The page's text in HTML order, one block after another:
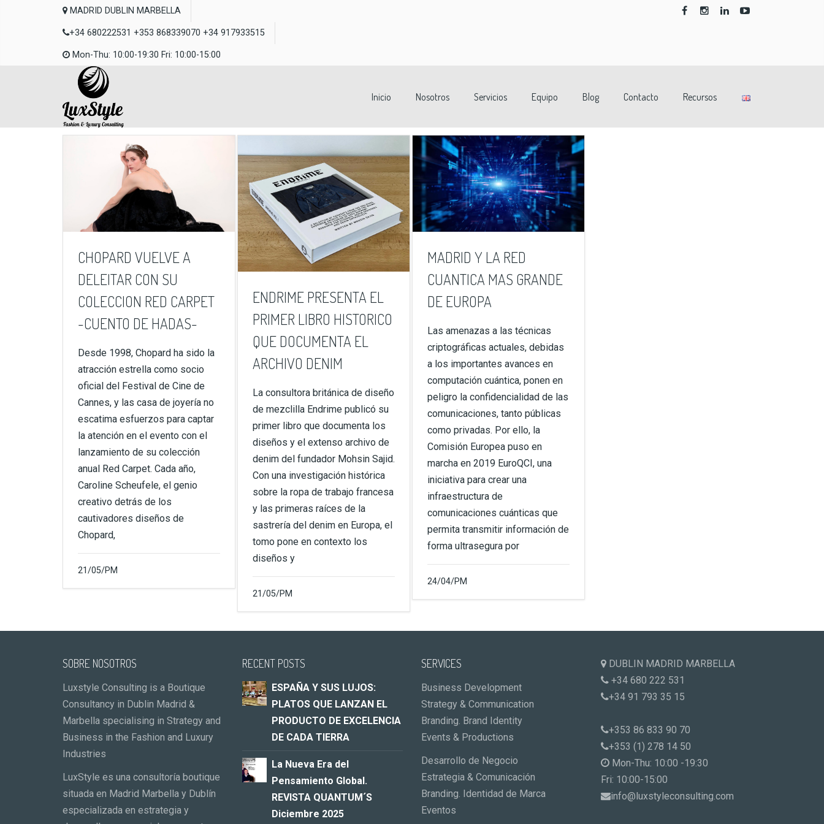
MADRID DUBLIN MARBELLA
+34 680222531 +353 868339070 +34 917933515
Mon-Thu: 10:00-19:30 Fri: 10:00-15:00
Inicio Nosotros Servicios Equipo Blog Contacto Recursos
CHOPARD VUELVE A
DELEITAR CON SU
COLECCION RED CARPET
-CUENTO DE HADAS-
Desde 1998, Chopard ha sido la
atracción estrella como socio
oficial del Festival de Cine de
Cannes, y las casa de joyería no
escatima esfuerzos para captar
la atención en el evento con el
lanzamiento de su colección
anual Red Carpet. Cada año,
Caroline Scheufele, el genio
creativo detrás de los
cautivadores diseños de
Chopard,
21/05/PM
ENDRIME PRESENTA EL
PRIMER LIBRO HISTORICO
QUE DOCUMENTA EL
ARCHIVO DENIM
La consultora británica de diseño
de mezclilla Endrime publicó su
primer libro que documenta los
diseños y el extenso archivo de
denim del fundador Mohsin Sajid.
Con una investigación histórica
sobre la ropa de trabajo francesa
y las primeras raíces de la
sastrería del denim en Europa, el
tomo pone en contexto los
diseños y
21/05/PM
MADRID Y LA RED
CUANTICA MAS GRANDE
DE EUROPA
Las amenazas a las técnicas
criptográficas actuales, debidas
a los importantes avances en
computación cuántica, ponen en
peligro la confidencialidad de las
comunicaciones, tanto públicas
como privadas. Por ello, la
Comisión Europea puso en
marcha en 2019 EuroQCI, una
iniciativa para crear una
infraestructura de
comunicaciones cuánticas que
permita transmitir información de
forma ultrasegura por
24/04/PM
SOBRE NOSOTROS
Luxstyle Consulting is a Boutique
Consultancy in Dublin Madrid &
Marbella specialising in Strategy and
Business in the Fashion and Luxury
Industries
LuxStyle es una consultoría boutique
situada en Madrid Marbella y Dublín
especializada en estrategia y
RECENT POSTS
ESPAÑA Y SUS LUJOS:
PLATOS QUE LANZAN EL
PRODUCTO DE EXCELENCIA
DE CADA TIERRA
La Nueva Era del
Pensamiento Global.
REVISTA QUANTUM´S
Diciembre 2025
SERVICES
Business Development
Strategy & Communication
Branding. Brand Identity
Events & Productions
Desarrollo de Negocio
Estrategia & Comunicación
Branding. Identidad de Marca
Eventos
DUBLIN MADRID MARBELLA
+34 680 222 531
+34 91 793 35 15
+353 86 833 90 70
+353 (1) 278 14 50
Mon-Thu: 10:00 -19:30
Fri: 10:00-15:00
info@luxstyleconsulting.com